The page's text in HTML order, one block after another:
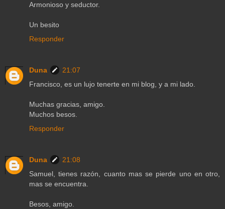
Armonioso y seductor.
Un besito
Responder
Duna
21:07
Francisco, es un lujo tenerte en mi blog, y a mi lado.
Muchas gracias, amigo.
Muchos besos.
Responder
Duna
21:08
Samuel, tienes razón, cuanto mas se pierde uno en otro,
mas se encuentra.
Besos, amigo.